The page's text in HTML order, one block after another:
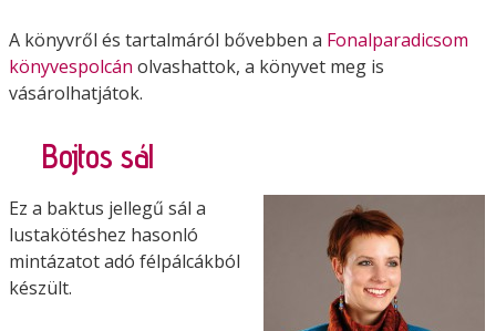
A könyvről és tartalmáról bővebben a Fonalparadicsom
könyvespolcán olvashattok, a könyvet meg is
vásárolhatjátok.
Bojtos sál
Ez a baktus jellegű sál a
lustakötéshez hasonló
mintázatot adó félpálcákból
készült.